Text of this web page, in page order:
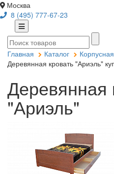
Москва
8 (495) 777-67-23
Главная Каталог
Деревянная кровать "Ариэль"
Деревянная
"Ариэль"